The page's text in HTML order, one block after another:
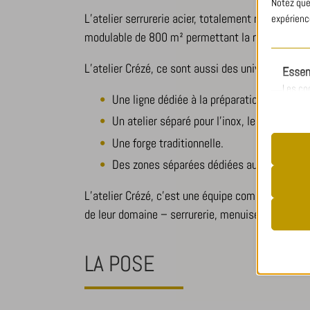
L’atelier serrurerie acier, totalement rénové,
modulable de 800 m² permettant la réalisation
L’atelier Crézé, ce sont aussi des univers
Une ligne dédiée à la préparation des
Un atelier séparé pour l’inox, le laiton et le
Une forge traditionnelle.
Des zones séparées dédiées aux finitions.
L’atelier Crézé, c’est une équipe composée
de leur domaine – serrurerie, menuiserie acier,
LA POSE
Notez
Les
Les